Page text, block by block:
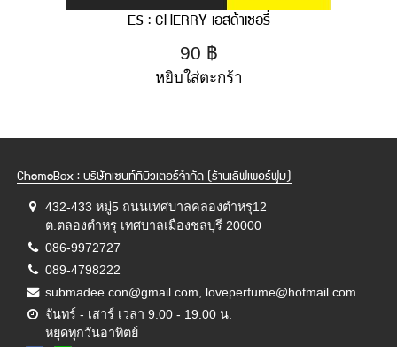
ES : CHERRY เอสด้าเชอรี่
90 ฿
หยิบใส่ตะกร้า
ChemeBox : บริษัทเซนท์ทิบิวเตอร์จำกัด (ร้านเลิฟเพอร์ฟูม)
432-433 หมู่5 ถนนเทศบาลคลองตำหรุ12
ต.ตลองตำหรุ เทศบาลเมืองชลบุรี 20000
086-9972727
089-4798222
submadee.con@gmail.com, loveperfume@hotmail.com
จันทร์ - เสาร์ เวลา 9.00 - 19.00 น.
หยุดทุกวันอาทิตย์